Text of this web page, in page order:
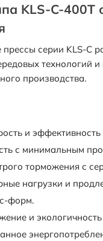
KLS-C-400T
прессы серии KLS-C
технологий
производства.
и эффективность
с минимальным
торможения с
нагрузки и
форм.
и